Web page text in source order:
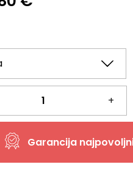
+
Garancija